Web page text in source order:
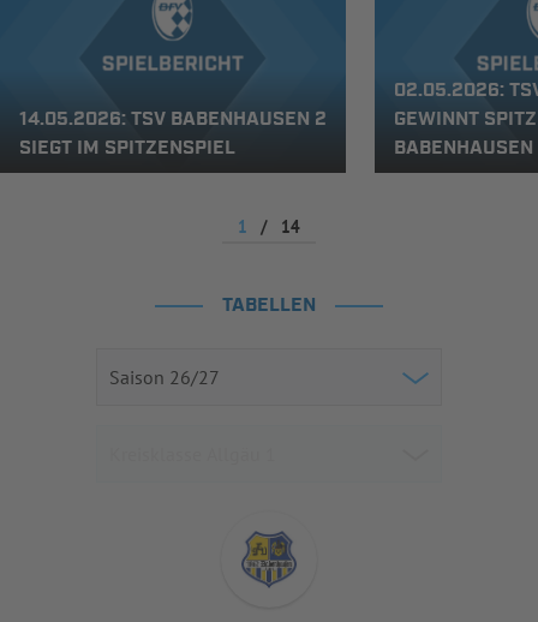
14.05.2026: TSV BABENHAUSEN 2
SIEGT IM SPITZENSPIEL
02.05.2026:
GEWINNT
1 / 14
TABELLEN